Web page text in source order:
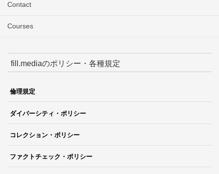
Contact
Courses
fill.mediaのポリシー・各種規定
倫理規定
ダイバーシティ・ポリシー
コレクション・ポリシー
ファクトチェック・ポリシー